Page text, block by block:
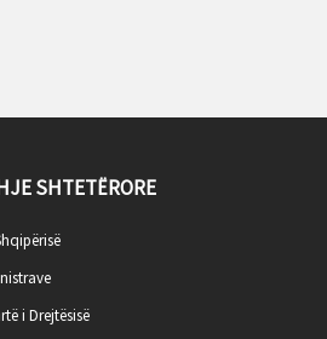
SHTETËRORE
i Drejtësisë